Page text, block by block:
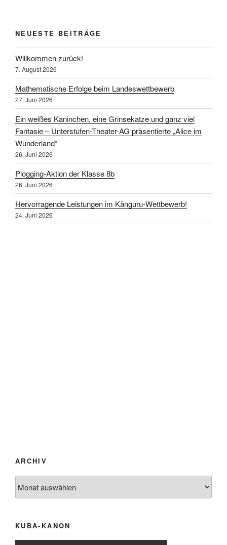
NEUESTE BEITRÄGE
Willkommen zurück!
7. August 2026
Mathematische Erfolge beim Landeswettbewerb
27. Juni 2026
Ein weißes Kaninchen, eine Grinsekatze und ganz viel
Fantasie – Unterstufen-Theater-AG präsentierte „Alice im
Wunderland“
26. Juni 2026
Plogging-Aktion der Klasse 8b
26. Juni 2026
Hervorragende Leistungen im Känguru-Wettbewerb!
24. Juni 2026
ARCHIV
KUBA-KANON